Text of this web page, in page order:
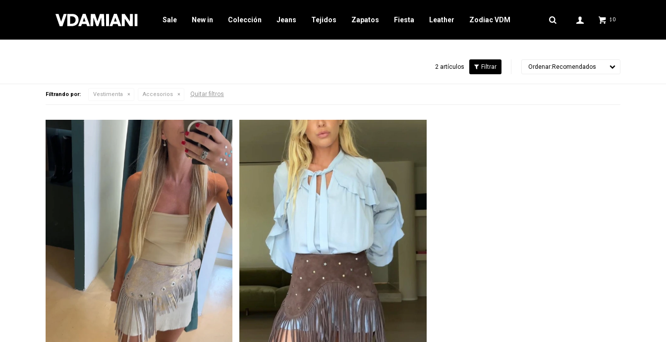
Sale New in Colección Jeans Tejidos Zapatos Fiesta Leather Zodiac VDM $ 0
2 artículos Recomendados
Filtrando por: Vestimenta Accesorios Quitar filtros